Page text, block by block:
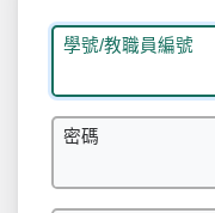
學號/教職員編號
密碼